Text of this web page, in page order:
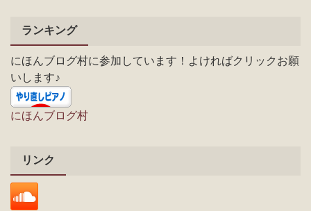
ランキング
にほんブログ村に参加しています！よければクリックお願
いします♪
にほんブログ村
リンク